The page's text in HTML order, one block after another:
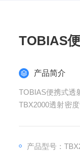
TOBIAS
产品简介
TOBIAS便携式透
TBX2000透射密
重新定位样品。
产品型号：